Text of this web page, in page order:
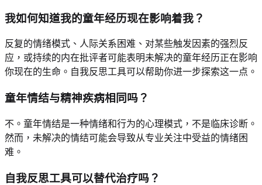
我如何知道我的童年经历现在影响着我？
反复的情绪模式、人际关系困难、对某些触发因素的强烈反
应，或持续的内在批评者可能表明未解决的童年经历正在影响
你现在的生命。自我反思工具可以帮助你进一步探索这一点。
童年情结与精神疾病相同吗？
不。童年情结是一种情绪和行为的心理模式，不是临床诊断。
然而，未解决的情结可能会导致从专业关注中受益的情绪困
难。
自我反思工具可以替代治疗吗？